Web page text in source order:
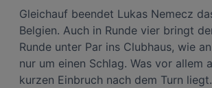
Gleichauf beendet Lukas Nemecz
Belgien. Auch in Runde vier bringt
Runde unter Par ins Clubhaus, wie
nur um einen Schlag. Was vor allem
kurzen Einbruch nach dem Turn